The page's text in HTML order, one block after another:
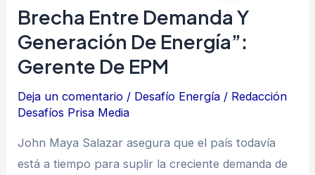
Brecha Entre Demanda Y
Generación De Energía”:
Gerente De EPM
Deja un comentario / Desafío Energía / Redacción
Desafíos Prisa Media
John Maya Salazar asegura que el país todavía
está a tiempo para suplir la creciente demanda de
de
EPM